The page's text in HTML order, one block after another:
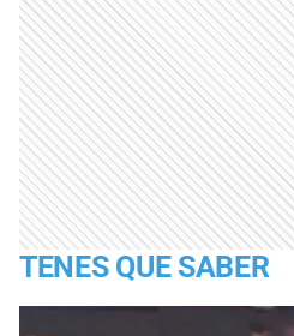
TENES QUE SABER